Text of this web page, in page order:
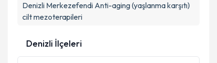
Denizli Merkezefendi Anti-aging (yaşlanma karşıtı)
cilt mezoterapileri
Denizli İlçeleri